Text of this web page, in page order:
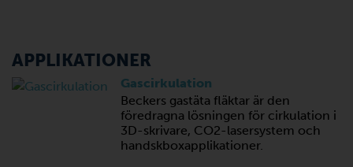
APPLIKATIONER
Gascirkulation
Beckers gastäta fläktar är den
föredragna lösningen för cirkulation i
3D-skrivare, CO2-lasersystem och
handskboxapplikationer.